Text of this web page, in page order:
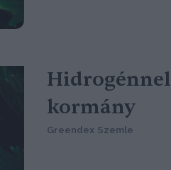
kormány
Greendex Szemle